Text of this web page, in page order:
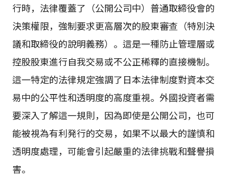
行時，法律覆蓋了（公開公司中）普通取締役會的
決策權限，強制要求更高層次的股東審查（特別決
議和取締役的說明義務）。這是一種防止管理層或
控股股東進行自我交易或不公正稀釋的直接機制。
這一特定的法律規定強調了日本法律制度對資本交
易中的公平性和透明度的高度重視。外國投資者需
要深入了解這一規則，因為即使是公開公司，也可
能被視為有利発行的交易，如果不以最大的謹慎和
透明度處理，可能會引起嚴重的法律挑戰和聲譽損
害。